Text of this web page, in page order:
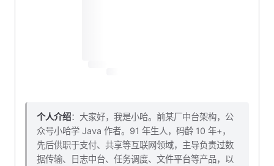
个人介绍：大家好，我是小哈。前某厂中台架构，公
众号小哈学 Java 作者。91 年生人，码龄 10 年+，
先后供职于支付、共享等互联网领域，主导负责过数
据传输、日志中台、任务调度、文件平台等产品，以